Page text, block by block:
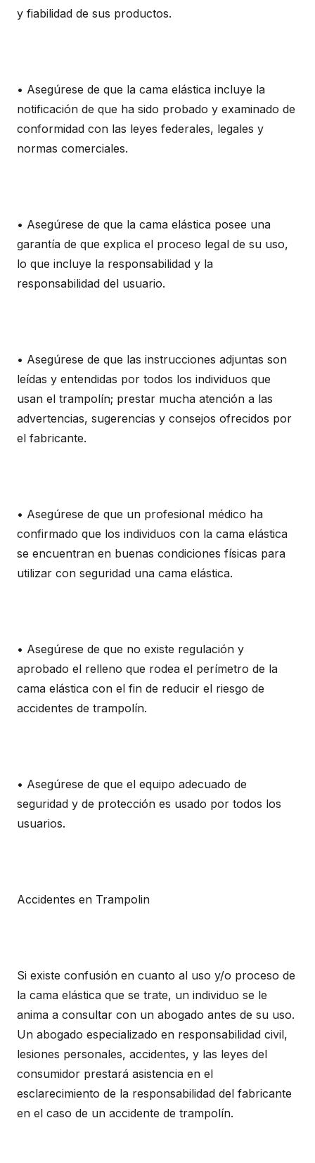
y fiabilidad de sus productos.
• Asegúrese de que la cama elástica incluye la
notificación de que ha sido probado y examinado de
conformidad con las leyes federales, legales y
normas comerciales.
• Asegúrese de que la cama elástica posee una
garantía de que explica el proceso legal de su uso,
lo que incluye la responsabilidad y la
responsabilidad del usuario.
• Asegúrese de que las instrucciones adjuntas son
leídas y entendidas por todos los individuos que
usan el trampolín; prestar mucha atención a las
advertencias, sugerencias y consejos ofrecidos por
el fabricante.
• Asegúrese de que un profesional médico ha
confirmado que los individuos con la cama elástica
se encuentran en buenas condiciones físicas para
utilizar con seguridad una cama elástica.
• Asegúrese de que no existe regulación y
aprobado el relleno que rodea el perímetro de la
cama elástica con el fin de reducir el riesgo de
accidentes de trampolín.
• Asegúrese de que el equipo adecuado de
seguridad y de protección es usado por todos los
usuarios.
Accidentes en Trampolin
Si existe confusión en cuanto al uso y/o proceso de
la cama elástica que se trate, un individuo se le
anima a consultar con un abogado antes de su uso.
Un abogado especializado en responsabilidad civil,
lesiones personales, accidentes, y las leyes del
consumidor prestará asistencia en el
esclarecimiento de la responsabilidad del fabricante
en el caso de un accidente de trampolín.